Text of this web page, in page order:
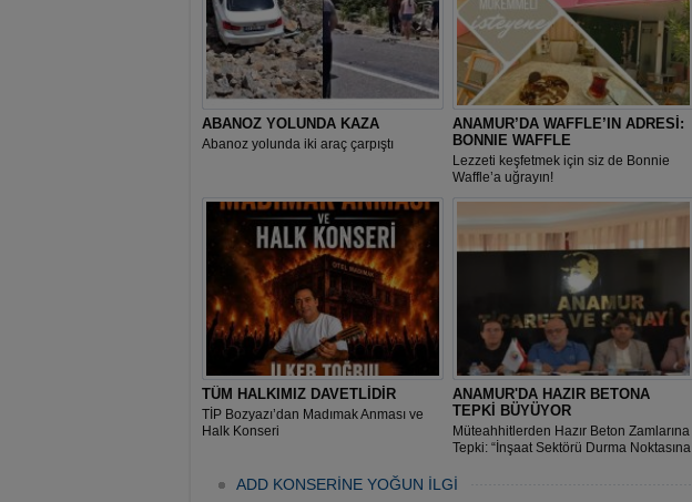
ABANOZ YOLUNDA KAZA
Abanoz yolunda iki araç çarpıştı
ANAMUR’DA WAFFLE’IN ADRESİ:
BONNIE WAFFLE
Lezzeti keşfetmek için siz de Bonnie
Waffle’a uğrayın!
TÜM HALKIMIZ DAVETLİDİR
TİP Bozyazı’dan Madımak Anması ve
Halk Konseri
ANAMUR'DA HAZIR BETONA
TEPKİ BÜYÜYOR
Müteahhitlerden Hazır Beton Zamlarına
Tepki: “İnşaat Sektörü Durma Noktasına
ADD KONSERİNE YOĞUN İLGİ